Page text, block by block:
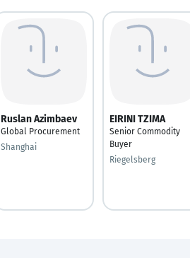
Ruslan Azimbaev
Global Procurement
Shanghai
EIRINI TZIMA
Senior Commodity
Buyer
Riegelsberg